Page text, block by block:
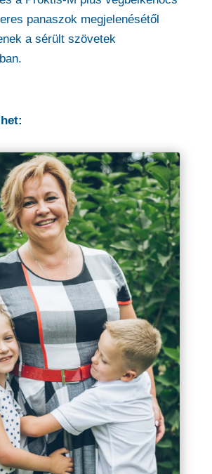
panaszok megjelenésétől
a sérült szövetek